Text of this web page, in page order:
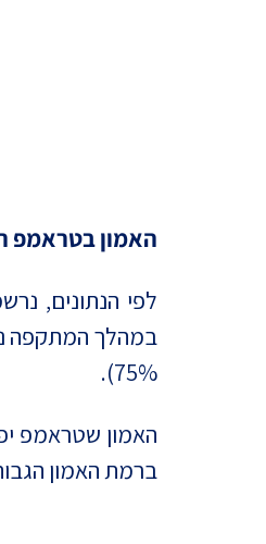
האמון בטראמפ
לפי הנתונים,
75%).
ברמת האמון